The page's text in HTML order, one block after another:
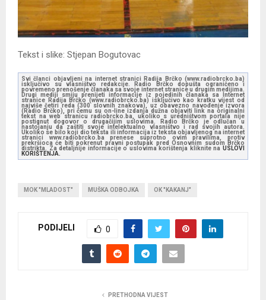
Tekst i slike: Stjepan Bogutovac
Svi članci objavljeni na internet stranici Radija Brčko (www.radiobrcko.ba)
isključivo su vlasništvo redakcije. Radio Brčko dopušta ograničeno i
povremeno prenošenje članaka sa svoje internet stranice u drugim medijima.
Drugi mediji smiju prenijeti informacije iz pojedinih članaka sa Internet
stranice Radija Brčko (www.radiobrcko.ba) isključivo kao kratku vijest od
najviše četiri reda (300 slovnih znakova), uz obavezno navođenje izvora
(Radio Brčko), pri čemu su on-line izdanja dužna objaviti link na originalni
tekst na web stranicu radiobrcko.ba, ukoliko s uredništvom portala nije
postignut dogovor o drugačijim uslovima. Radio Brčko je odlučan u
nastojanju da zaštiti svoje intelektualno vlasništvo i rad svojih autora.
Ukoliko se bilo koji dio teksta ili informacija iz teksta objavljenog na internet
stranici www.radiobrcko.ba prenese suprotno ovim pravilima, protiv
prekršioca će biti pokrenut pravni postupak pred Osnovnim sudom Brčko
distrikta. Za detaljnije informacije o uslovima korištenja kliknite na USLOVI
KORIŠTENJA.
MOK "MLADOST" MUŠKA ODBOJKA OK "KAKANJ"
PODIJELI 0
PRETHODNA VIJEST